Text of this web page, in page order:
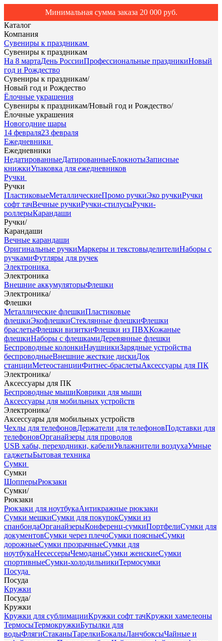
Минимальная сумма заказа 20 000 руб.
Каталог
Компания
Сувениры к праздникам
Сувениры к праздникам
На 8 мартаДень РоссииПрофессиональные праздникиНовый
год и Рождество
Сувениры к праздникам/
Новый год и Рождество
Ёлочные украшения
Сувениры к праздникам/Новый год и Рождество/
Ёлочные украшения
Новогодние шары
14 февраля23 февраля
Ежедневники
Ежедневники
НедатированныеДатированныеБлокнотыЗаписные
книжкиУпаковка для ежедневников
Ручки
Ручки
ПластиковыеМеталлическиеПромо ручкиЭко ручкиРучки
софт тачВечные ручкиРучки-стилусыРучки-
роллерыКарандаши
Ручки/
Карандаши
Вечные карандаши
Оригинальные ручкиМаркеры и текстовыделителиНаборы с
ручкамиФутляры для ручек
Электроника
Электроника
Внешние аккумуляторыФлешки
Электроника/
Флешки
Металлические флешкиПластиковые
флешкиЭкофлешкиСтеклянные флешкиФлешки
браслетыФлешки визиткиФлешки из ПВХКожаные
флешкиНаборы с флешкамиДеревянные флешки
Беспроводные колонкиНаушникиЗарядные устройства
беспроводныеВнешние жесткие дискиДок
станцииМетеостанцииФитнес-браслетыАксессуары для ПК
Электроника/
Аксессуары для ПК
Беспроводные мышиКоврики для мыши
Аксессуары для мобильных устройств
Электроника/
Аксессуары для мобильных устройств
Чехлы для телефоновДержатели для телефоновПодставки для
телефоновОрганайзеры для проводов
USB хабы, переходники, кабелиУвлажнители воздухаУмные
гаджетыБытовая техника
Сумки
Сумки
ШопперыРюкзаки
Сумки/
Рюкзаки
Рюкзаки для ноутбукаАнтикражные рюкзаки
Сумки мешкиСумки для покупокСумки из
спанбондаОрганайзерыКонференц-сумкиПортфелиСумки для
документовСумки через плечоСумки поясныеСумки
дорожныеСумки прозрачныеСумки для
ноутбукаНесессерыЧемоданыСумки женскиеСумки
спортивныеСумки-холодильникиТермосумки
Посуда
Посуда
Кружки
Посуда/
Кружки
Кружки для сублимацииКружки софт тачКружки хамелеоны
ТермосыТермокружкиБутылки для
водыФлягиСтаканыТарелкиБокалыЛанчбоксыЧайные и